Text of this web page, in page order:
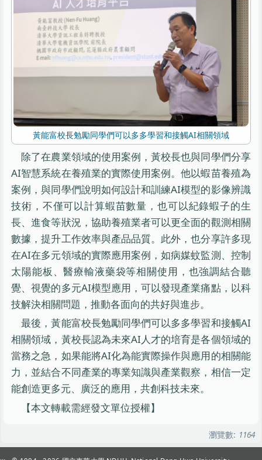
黃能富校長勉勵同學們可以多多學習和接觸AI相關領域
除了在農業領域的使用案例，黃校長也與同學們分享
AI智慧系統在養殖業的實際使用案例。他以蝦苗養殖為
案例，與同學們說明如何設計和訓練AI模型的影像辨識
技術，不僅可以計算蝦苗數量，也可以紀錄蝦子的生
長、進食等狀況，協助養殖業者可以更全面的觀測相關
數據，提升工作效率與產品品質。此外，也分享許多現
在AI在多元領域的實際應用案例，如病媒蚊監測、控制
太陽能板、醫療輸液藥袋等相關使用，也強調結合聽
覺、視覺的多元AI模型應用，可以發現產業痛點，以科
技解決相關問題，推動各面向的共好與進步。
最後，黃能富校長勉勵同學們可以多多學習和接觸AI
相關領域，黃校長認為未來AI人才的培育是各個領域的
當務之急，如果能將AI化為能實際操作與應用的相關能
力，並結合不同產業的專業知識與產業觀察，相信一定
能創造更多元、廣泛的應用，共創科技未來。
【本文轉載需經發文單位授權】
瀏覽數: 1164